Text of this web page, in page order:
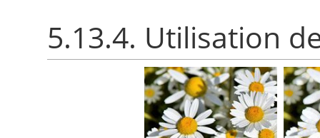
5.13.4. Utilisation